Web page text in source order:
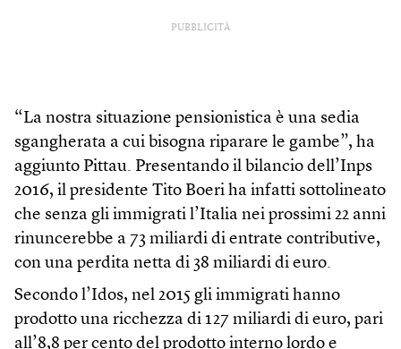
PUBBLICITÀ
“La nostra situazione pensionistica è una sedia
sgangherata a cui bisogna riparare le gambe”, ha
aggiunto Pittau. Presentando il bilancio dell’Inps
2016, il presidente Tito Boeri ha infatti sottolineato
che senza gli immigrati l’Italia nei prossimi 22 anni
rinuncerebbe a 73 miliardi di entrate contributive,
con una perdita netta di 38 miliardi di euro.
Secondo l’Idos, nel 2015 gli immigrati hanno
prodotto una ricchezza di 127 miliardi di euro, pari
all’8,8 per cento del prodotto interno lordo e